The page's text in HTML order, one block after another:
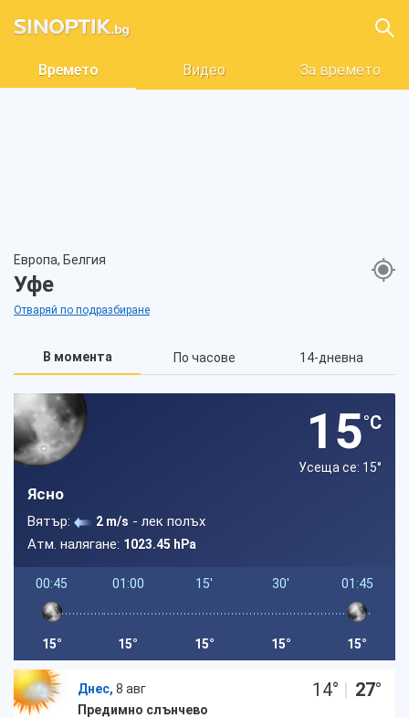
Времето Видео За времето
Европа, Белгия
Уфе
Отваряй по подразбиране
В момента По часове 14-дневна
15°C
Усеща се: 15°
Ясно
Вятър: 2 m/s - лек полъх
Атм. налягане: 1023.45 hPa
00:45
15°
01:00
15°
15'
15°
30'
15°
01:45
15°
Днес, 8 авг
Предимно слънчево
14° | 27°